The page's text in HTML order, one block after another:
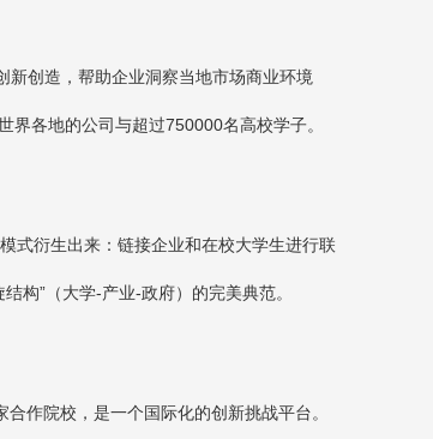
新创造，帮助企业洞察当地市场商业环境
界各地的公司与超过750000名高校学子。
式衍生出来：链接企业和在校大学生进行联
构”（大学-产业-政府）的完美典范。
合作院校，是一个国际化的创新挑战平台。